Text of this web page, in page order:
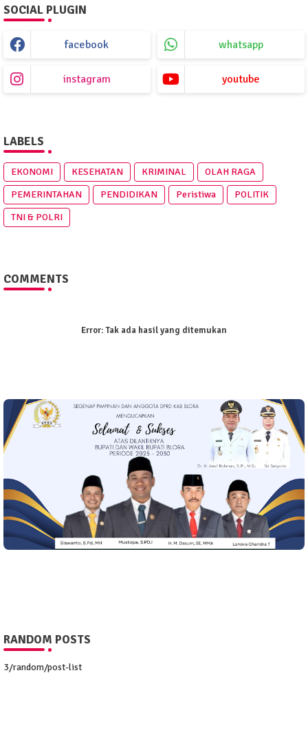
SOCIAL PLUGIN
facebook whatsapp
instagram youtube
LABELS
EKONOMI KESEHATAN KRIMINAL
OLAH RAGA
PEMERINTAHAN
PENDIDIKAN Peristiwa
POLITIK
TNI & POLRI
COMMENTS
Error:Tak ada hasil yang ditemukan
RANDOM POSTS
3/random/post-list